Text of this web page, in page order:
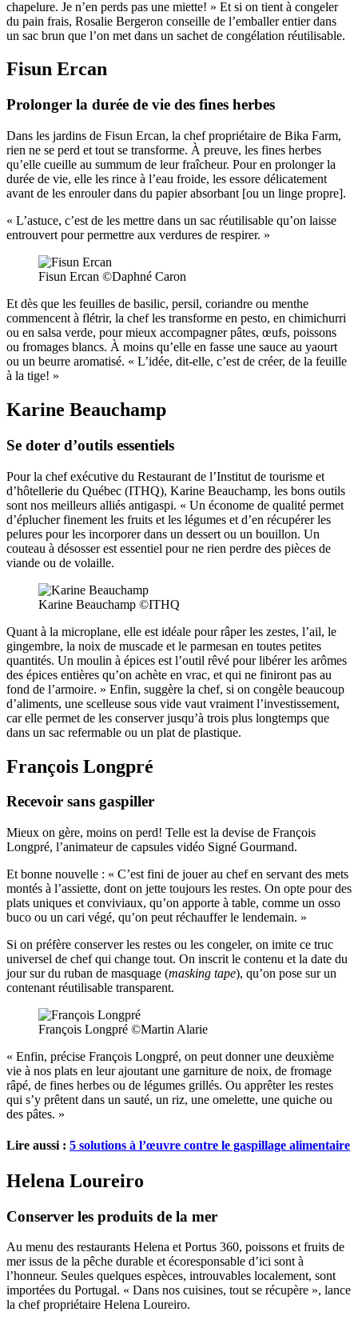
chapelure. Je n’en perds pas une miette! » Et si on tient à congeler
du pain frais, Rosalie Bergeron conseille de l’emballer entier dans
un sac brun que l’on met dans un sachet de congélation réutilisable.
Fisun Ercan
Prolonger la durée de vie des fines herbes
Dans les jardins de Fisun Ercan, la chef propriétaire de Bika Farm,
rien ne se perd et tout se transforme. À preuve, les fines herbes
qu’elle cueille au summum de leur fraîcheur. Pour en prolonger la
durée de vie, elle les rince à l’eau froide, les essore délicatement
avant de les enrouler dans du papier absorbant [ou un linge propre].
« L’astuce, c’est de les mettre dans un sac réutilisable qu’on laisse
entrouvert pour permettre aux verdures de respirer. »
Fisun Ercan ©Daphné Caron
Et dès que les feuilles de basilic, persil, coriandre ou menthe
commencent à flétrir, la chef les transforme en pesto, en chimichurri
ou en salsa verde, pour mieux accompagner pâtes, œufs, poissons
ou fromages blancs. À moins qu’elle en fasse une sauce au yaourt
ou un beurre aromatisé. « L’idée, dit-elle, c’est de créer, de la feuille
à la tige! »
Karine Beauchamp
Se doter d’outils essentiels
Pour la chef exécutive du Restaurant de l’Institut de tourisme et
d’hôtellerie du Québec (ITHQ), Karine Beauchamp, les bons outils
sont nos meilleurs alliés antigaspi. « Un économe de qualité permet
d’éplucher finement les fruits et les légumes et d’en récupérer les
pelures pour les incorporer dans un dessert ou un bouillon. Un
couteau à désosser est essentiel pour ne rien perdre des pièces de
viande ou de volaille.
Karine Beauchamp ©ITHQ
Quant à la microplane, elle est idéale pour râper les zestes, l’ail, le
gingembre, la noix de muscade et le parmesan en toutes petites
quantités. Un moulin à épices est l’outil rêvé pour libérer les arômes
des épices entières qu’on achète en vrac, et qui ne finiront pas au
fond de l’armoire. » Enfin, suggère la chef, si on congèle beaucoup
d’aliments, une scelleuse sous vide vaut vraiment l’investissement,
car elle permet de les conserver jusqu’à trois plus longtemps que
dans un sac refermable ou un plat de plastique.
François Longpré
Recevoir sans gaspiller
Mieux on gère, moins on perd! Telle est la devise de François
Longpré, l’animateur de capsules vidéo Signé Gourmand.
Et bonne nouvelle : « C’est fini de jouer au chef en servant des mets
montés à l’assiette, dont on jette toujours les restes. On opte pour des
plats uniques et conviviaux, qu’on apporte à table, comme un osso
buco ou un cari végé, qu’on peut réchauffer le lendemain. »
Si on préfère conserver les restes ou les congeler, on imite ce truc
universel de chef qui change tout. On inscrit le contenu et la date du
jour sur du ruban de masquage (masking tape), qu’on pose sur un
contenant réutilisable transparent.
François Longpré ©Martin Alarie
« Enfin, précise François Longpré, on peut donner une deuxième
vie à nos plats en leur ajoutant une garniture de noix, de fromage
râpé, de fines herbes ou de légumes grillés. Ou apprêter les restes
qui s’y prêtent dans un sauté, un riz, une omelette, une quiche ou
des pâtes. »
Lire aussi : 5 solutions à l’œuvre contre le gaspillage alimentaire
Helena Loureiro
Conserver les produits de la mer
Au menu des restaurants Helena et Portus 360, poissons et fruits de
mer issus de la pêche durable et écoresponsable d’ici sont à
l’honneur. Seules quelques espèces, introuvables localement, sont
importées du Portugal. « Dans nos cuisines, tout se récupère », lance
la chef propriétaire Helena Loureiro.